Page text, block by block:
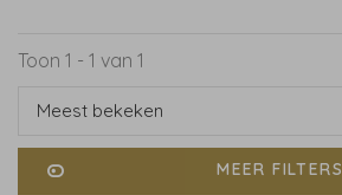
Toon 1 - 1 van 1
Meest bekeken
MEER FILTERS